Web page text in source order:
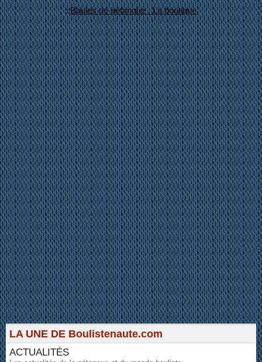
::Boules de pétanque : La boutique
LA UNE DE Boulistenaute.com
ACTUALITÉS